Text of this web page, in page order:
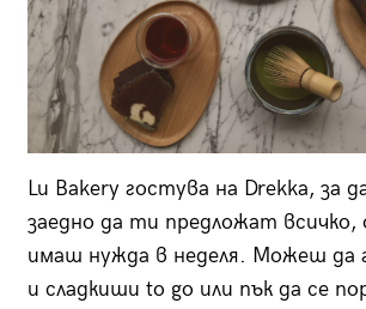
Lu Bakery гостува на Drekka, за
заедно да ти предложат
имаш нужда в неделя. Можеш да
и сладкиши to go или пък да се